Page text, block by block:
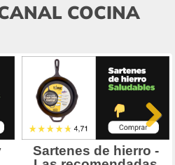
COCINA